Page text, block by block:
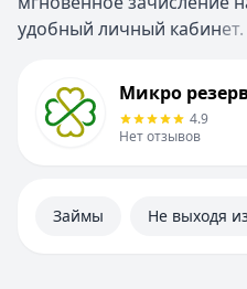
удобный личный кабин
ИнформацияМикро
4.9
Нет отзывов
Займы Не выходя